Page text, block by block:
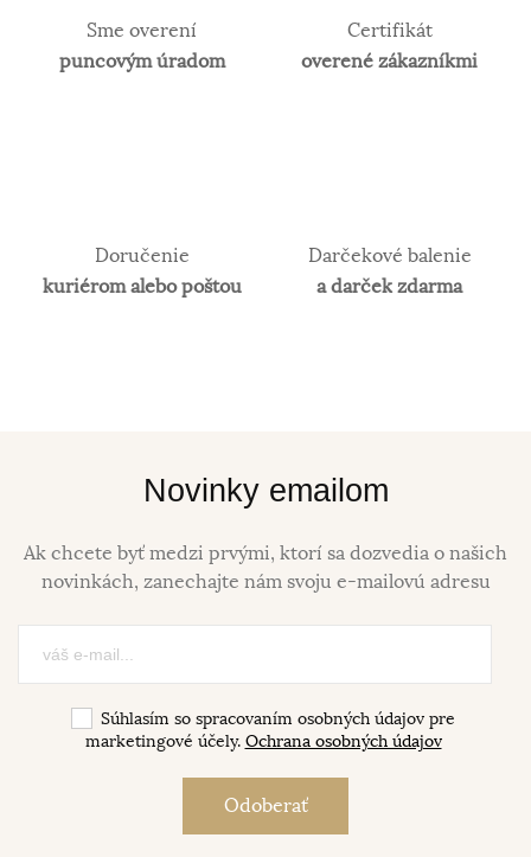
Sme overení
puncovým úradom
Certifikát
overené zákazníkmi
Doručenie
kuriérom alebo poštou
Darčekové balenie
a darček zdarma
Novinky emailom
Ak chcete byť medzi prvými, ktorí sa dozvedia o našich
novinkách, zanechajte nám svoju e-mailovú adresu
Súhlasím so spracovaním osobných údajov pre
marketingové účely. Ochrana osobných údajov